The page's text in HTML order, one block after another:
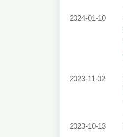
2024-01-10
2023-11-02
2023-10-13